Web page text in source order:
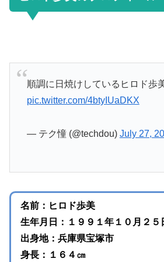
順調に日焼けしているヒロド歩
pic.twitter.com/4btyIUaDKX
— テク憧 (@techdou) July 27,
名前：ヒロド歩美
生年月日：１９９１年１０月２５
出身地：兵庫県宝塚市
身長：１６４㎝